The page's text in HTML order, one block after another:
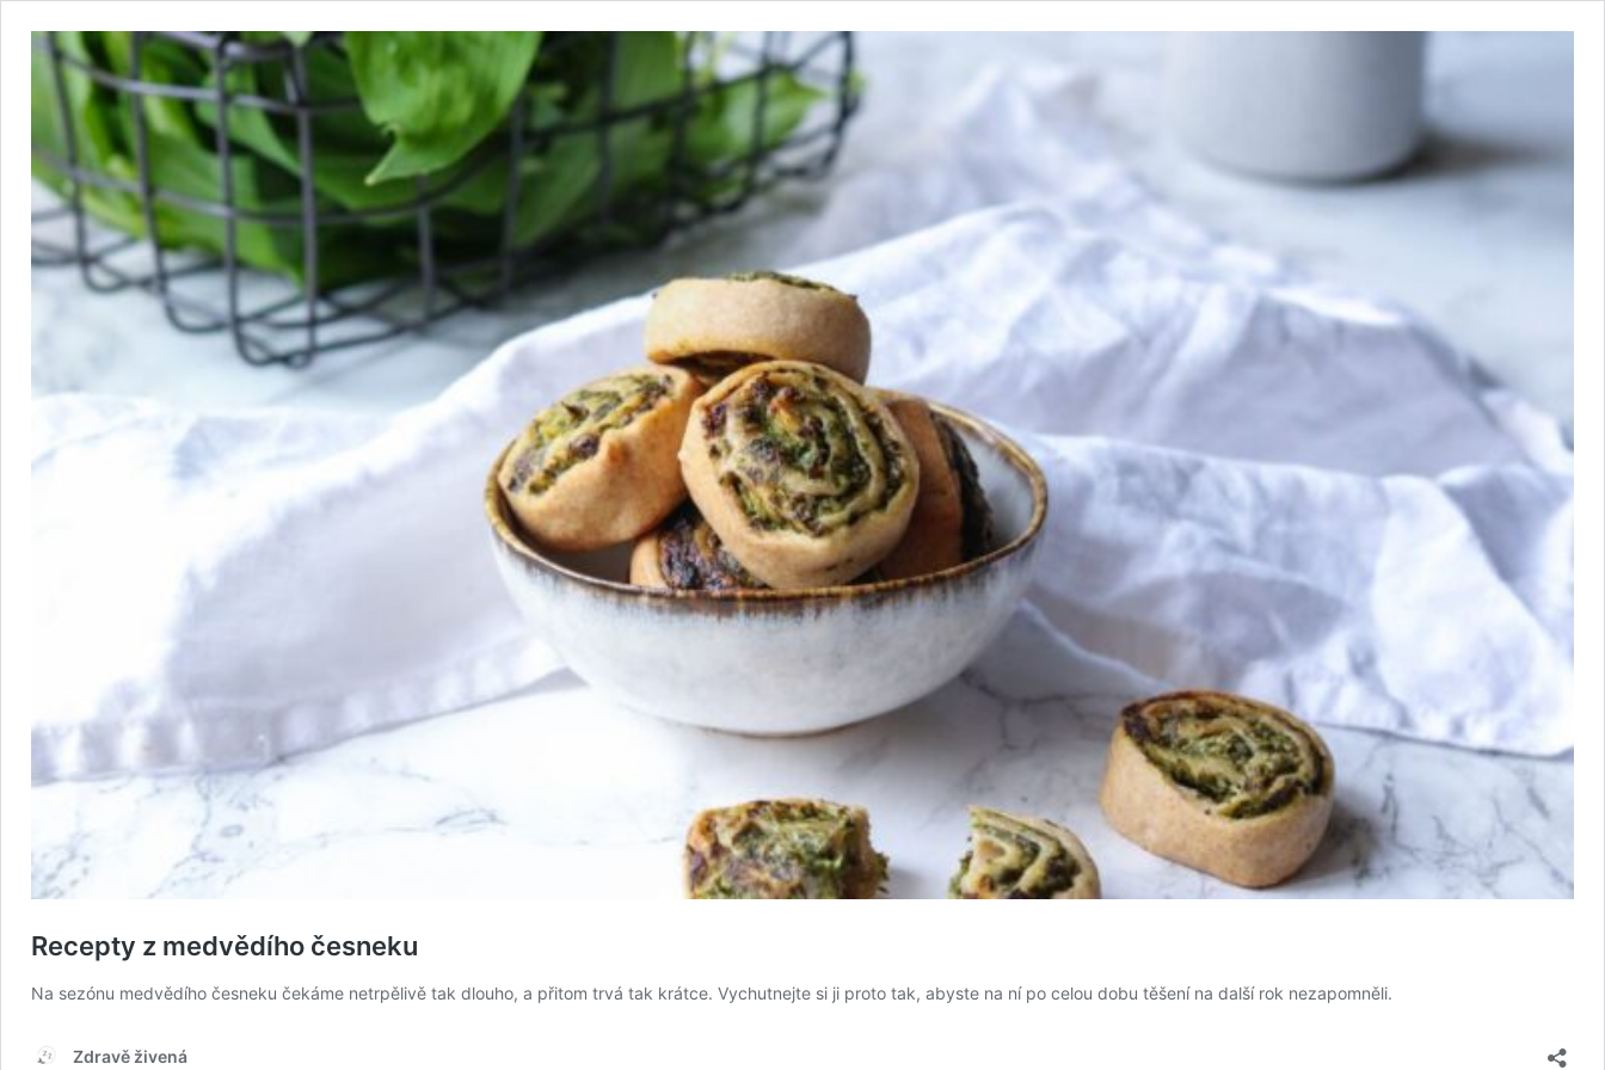
Recepty z medvědího česneku
Na sezónu medvědího česneku čekáme netrpělivě tak dlouho, a přitom trvá tak krátce. Vychutnejte si ji proto tak, abyste na ní po celou dobu těšení na další rok nezapomněli.
Zdravě živená